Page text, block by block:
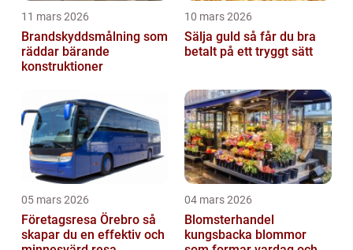
11 mars 2026
Brandskyddsmålning som
räddar bärande
konstruktioner
10 mars 2026
Sälja guld så får du bra
betalt på ett tryggt sätt
05 mars 2026
Företagsresa Örebro så
skapar du en effektiv och
04 mars 2026
Blomsterhandel
kungsbacka blommor